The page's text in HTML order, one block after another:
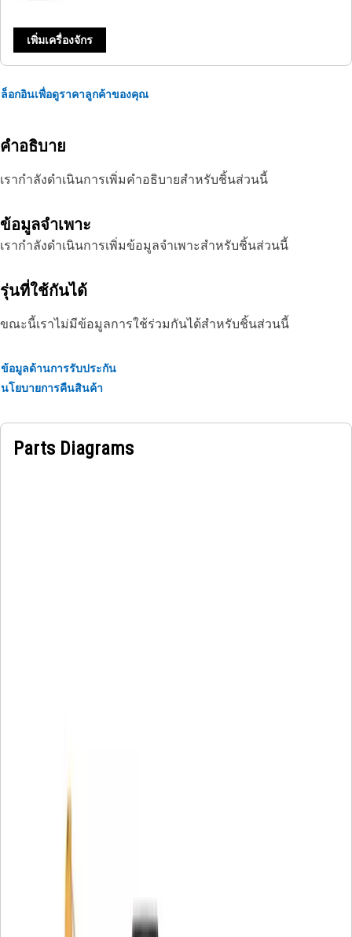
เพิ่มเครื่องจักร
ล็อกอินเพื่อดูราคาลูกค้าของคุณ
คำอธิบาย
เรากำลังดำเนินการเพิ่มคำอธิบายสำหรับชิ้นส่วนนี้
ข้อมูลจำเพาะ
เรากำลังดำเนินการเพิ่มข้อมูลจำเพาะสำหรับชิ้นส่วนนี้
รุ่นที่ใช้กันได้
ขณะนี้เราไม่มีข้อมูลการใช้ร่วมกันได้สำหรับชิ้นส่วนนี้
ข้อมูลด้านการรับประกัน
นโยบายการคืนสินค้า
Parts Diagrams